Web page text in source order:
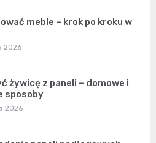
meble – krok po kroku w
2026
żywicę z paneli – domowe i
sposoby
2026